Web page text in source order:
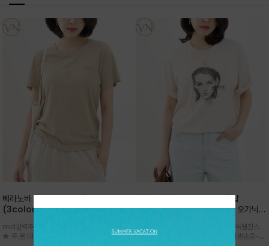
베라노바 심플 VN13 코튼탑
(3color)*썸머 바이오 강연/ 스판 너
더더기 없이 깔끔한 무드가 매력적인
VN13 코튼 티셔츠
md강력추천 2026 신상품 ★한정 대박 세일
★ 주.문.대.폭.주 - 전컬러 인기~순차발송중
베라노바 어반 우먼 강연 코튼탑
(2color) *한여름 내내 입는 오가닉
워크 (Line Work) & 스케치/감각적
인 아트워크 프린트가 시선을 끄는 루즈
md강력추천 2026 신상품 ★대박 득템찬스
~~ 주.문.대.폭.주 - 전컬러 인기~순차발송중~★